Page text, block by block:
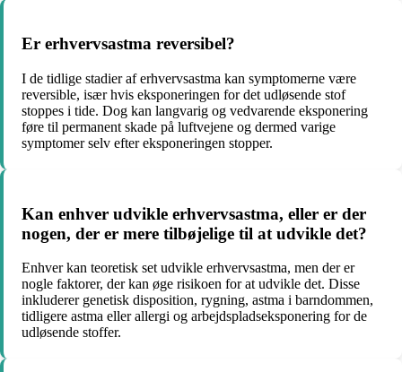
Er erhvervsastma reversibel?
I de tidlige stadier af erhvervsastma kan symptomerne være
reversible, især hvis eksponeringen for det udløsende stof
stoppes i tide. Dog kan langvarig og vedvarende eksponering
føre til permanent skade på luftvejene og dermed varige
symptomer selv efter eksponeringen stopper.
Kan enhver udvikle erhvervsastma, eller er der
nogen, der er mere tilbøjelige til at udvikle det?
Enhver kan teoretisk set udvikle erhvervsastma, men der er
nogle faktorer, der kan øge risikoen for at udvikle det. Disse
inkluderer genetisk disposition, rygning, astma i barndommen,
tidligere astma eller allergi og arbejdspladseksponering for de
udløsende stoffer.